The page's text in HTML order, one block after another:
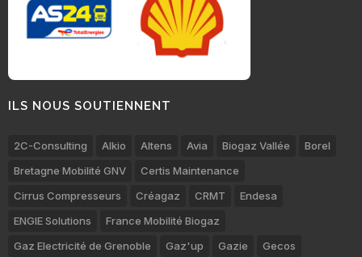
ILS NOUS SOUTIENNENT
2C-Consulting Alkio Altens Avia Biogaz Vallée
Borel
Bretagne Mobilité GNV
Certis Maintenance
Cirrus Compresseurs
Créagaz CRMT
Endesa
ENGIE Solutions
France Mobilité Biogaz
Gaz Electricité de Grenoble
Gaz'up Gazie Gecos